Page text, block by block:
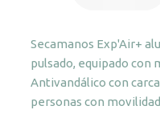
Secamanos Exp'Air+
pulsado, equipado con
Antivandálico con
personas con